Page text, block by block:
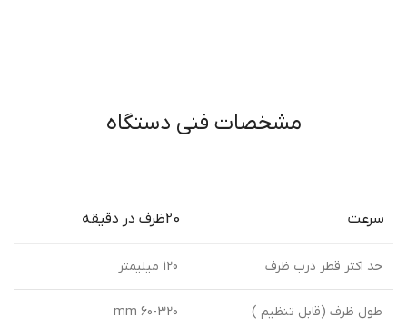
مشخصات فنی دستگاه
سرعت 20ظرف در دقيقه
حد اكثر قطر درب ظرف 120 ميليمتر
طول ظرف (قابل تنظيم ) 60-320 mm